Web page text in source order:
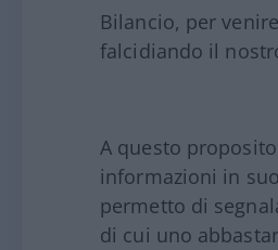
Bilancio, per
falcidiando il nostro
A questo
informazioni in
permetto di
di cui uno